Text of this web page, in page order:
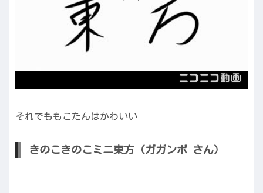
それでももこたんはかわいい
きのこきのこミニ東方（ガガンボ さん）